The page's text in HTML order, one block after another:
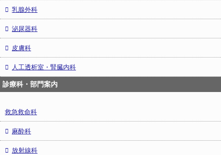
乳腺外科
泌尿器科
皮膚科
人工透析室・腎臓内科
診療科・部門案内
救急救命科
麻酔科
放射線科